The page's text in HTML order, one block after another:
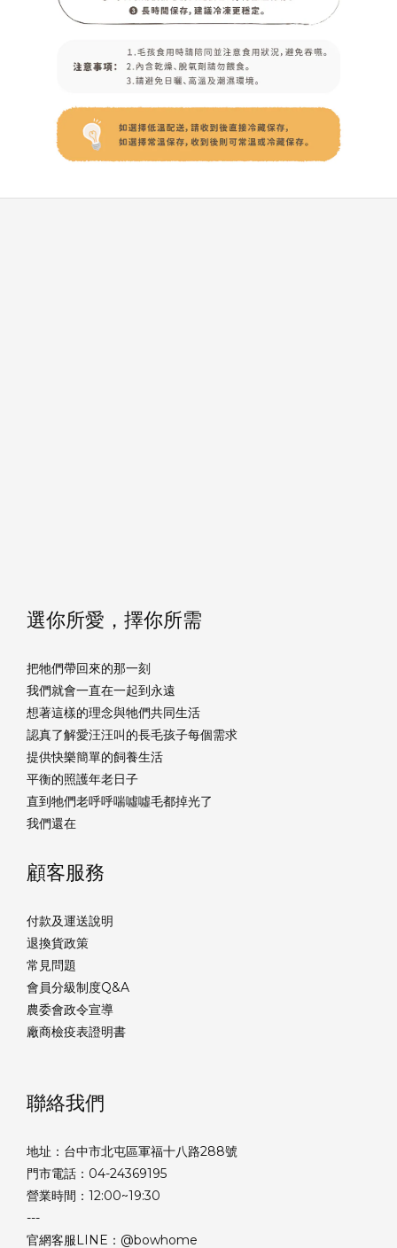
選你所愛，擇你所需
把牠們帶回來的那一刻
我們就會一直在一起到永遠
想著這樣的理念與牠們共同生活
認真了解愛汪汪叫的長毛孩子每個需求
提供快樂簡單的飼養生活
平衡的照護年老日子
直到牠們老呼呼喘噓噓毛都掉光了
我們還在
顧客服務
付款及運送說明
退換貨政策
常見問題
會員分級制度Q&A
農委會政令宣導
廠商檢疫表證明書
聯絡我們
地址：台中市北屯區軍福十八路288號
門市電話：04-24369195
營業時間：12:00~19:30
---
官網客服LINE：@bowhome